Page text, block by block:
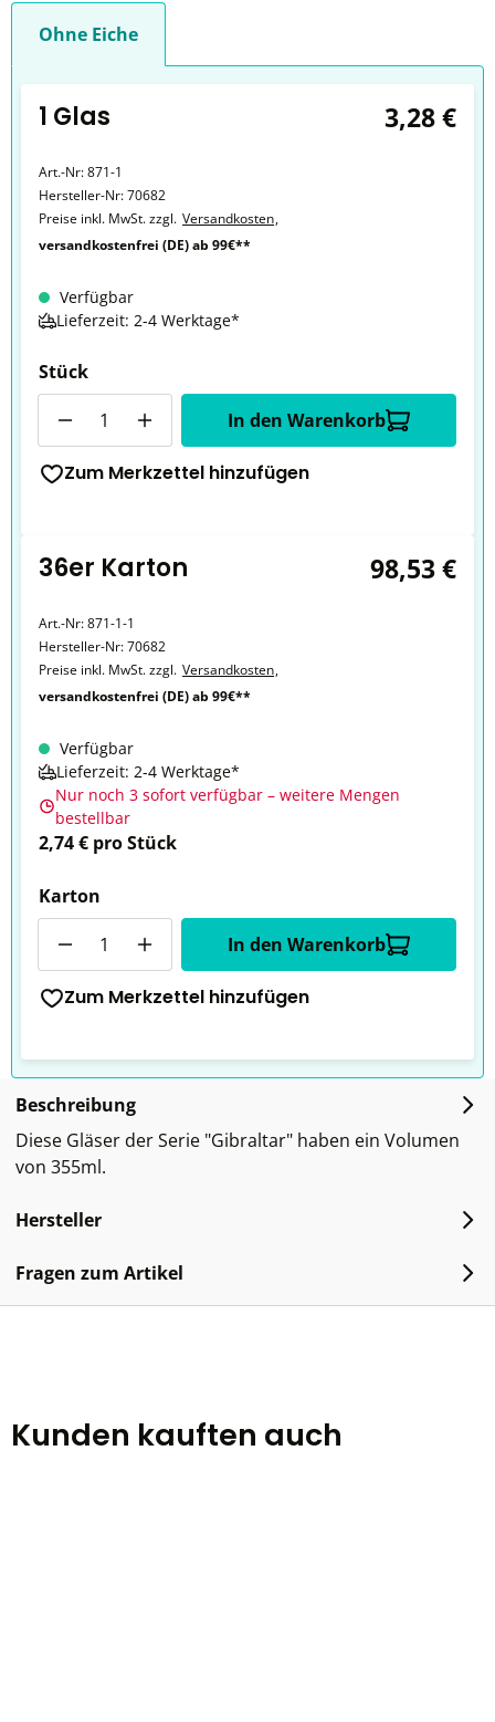
Ohne Eiche
1 Glas 3,28 €
Art.-Nr:871-1
Hersteller-Nr:70682
Preise inkl. MwSt. zzgl. Versandkosten,
versandkostenfrei (DE) ab 99€**
Verfügbar
Lieferzeit: 2-4 Werktage*
Stück
In den Warenkorb
Zum Merkzettel hinzufügen
36er Karton 98,53 €
Art.-Nr:871-1-1
Hersteller-Nr:70682
Preise inkl. MwSt. zzgl. Versandkosten,
versandkostenfrei (DE) ab 99€**
Verfügbar
Lieferzeit: 2-4 Werktage*
Nur noch 3 sofort verfügbar – weitere Mengen
bestellbar
2,74 € pro Stück
Karton
In den Warenkorb
Zum Merkzettel hinzufügen
Beschreibung
Diese Gläser der Serie "Gibraltar" haben ein Volumen
von 355ml.
Hersteller
Fragen zum Artikel
Kunden kauften auch